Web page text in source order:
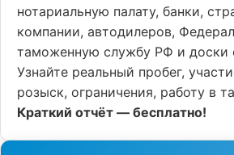
нотариальную палату, банки,
компании, автодилеров,
таможенную службу РФ и доски
Узнайте реальный пробег,
розыск, ограничения, работу в
Краткий отчёт — бесплатно!